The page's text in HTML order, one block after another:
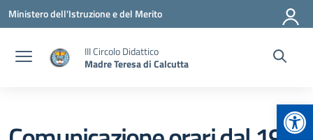
Vai ai contenuti
Vai al menu di navigazione
Vai al footer
Ministero dell'Istruzione e del Merito
III Circolo Didattico
Madre Teresa di Calcutta